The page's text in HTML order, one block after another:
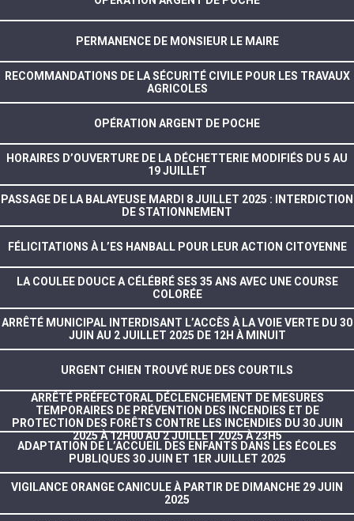
PERMANENCE DE MONSIEUR LE MAIRE
RECOMMANDATIONS DE LA SÉCURITÉ CIVILE POUR LES TRAVAUX
AGRICOLES
OPÉRATION ARGENT DE POCHE
HORAIRES D’OUVERTURE DE LA DÉCHETTERIE MODIFIÉS DU 5 AU
19 JUILLET
PASSAGE DE LA BALAYEUSE MARDI 8 JUILLET 2025 : INTERDICTION
DE STATIONNEMENT
FÉLICITATIONS À L’ES HANBALL POUR LEUR ACTION CITOYENNE
LA COULEE DOUCE A CÉLÉBRÉ SES 35 ANS AVEC UNE COURSE
COLORÉE
ARRÊTÉ MUNICIPAL INTERDISANT L’ACCÈS À LA VOIE VERTE DU 30
JUIN AU 2 JUILLET 2025 DE 12H À MINUIT
URGENT CHIEN TROUVÉ RUE DES COURTILS
ARRÊTÉ PRÉFECTORAL DÉCLENCHEMENT DE MESURES
TEMPORAIRES DE PRÉVENTION DES INCENDIES ET DE
PROTECTION DES FORÊTS CONTRE LES INCENDIES DU 30 JUIN
2025 À 12H00 AU 2 JUILLET 2025 À 23H5
ADAPTATION DE L’ACCUEIL DES ENFANTS DANS LES ÉCOLES
PUBLIQUES 30 JUIN ET 1ER JUILLET 2025
VIGILANCE ORANGE CANICULE À PARTIR DE DIMANCHE 29 JUIN
2025